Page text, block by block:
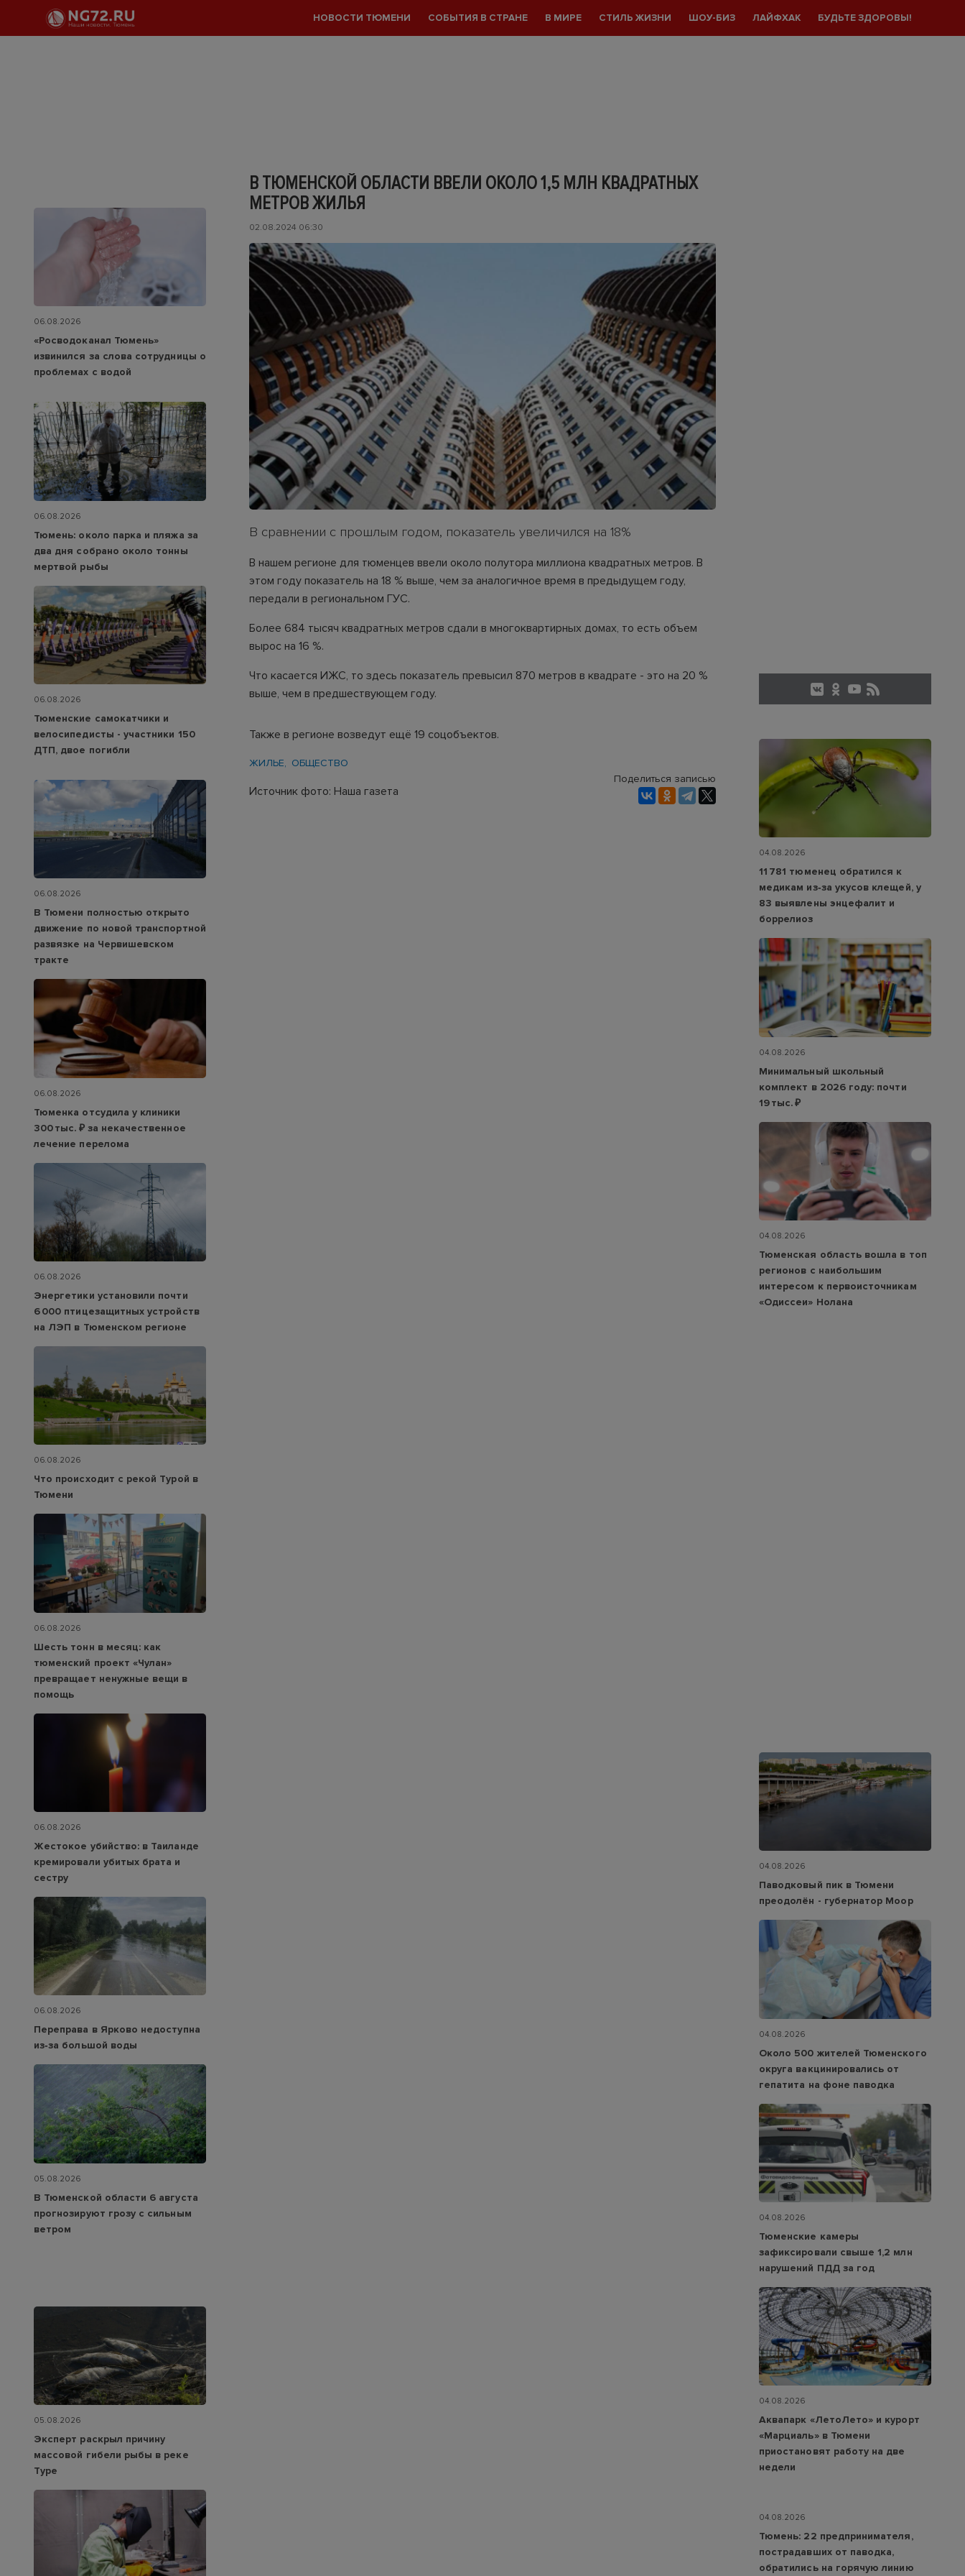
НОВОСТИ ТЮМЕНИ СОБЫТИЯ В СТРАНЕ В МИРЕ СТИЛЬ ЖИЗНИ ШОУ-БИЗ ЛАЙФХАК БУДЬТЕ ЗДОРОВЫ!
В ТЮМЕНСКОЙ ОБЛАСТИ ВВЕЛИ ОКОЛО 1,5 МЛН КВАДРАТНЫХ
МЕТРОВ ЖИЛЬЯ
02.08.2024 06:30
В сравнении с прошлым годом, показатель увеличился на 18%
В нашем регионе для тюменцев ввели около полутора миллиона квадратных метров. В
этом году показатель на 18 % выше, чем за аналогичное время в предыдущем году,
передали в региональном ГУС.
Более 684 тысяч квадратных метров сдали в многоквартирных домах, то есть объем
вырос на 16 %.
Что касается ИЖС, то здесь показатель превысил 870 метров в квадрате - это на 20 %
выше, чем в предшествующем году.
Также в регионе возведут ещё 19 соцобъектов.
ЖИЛЬЕ ОБЩЕСТВО
Источник фото: Наша газета
Поделиться записью
06.08.2026
«Росводоканал Тюмень»
извинился за слова сотрудницы о
проблемах с водой
06.08.2026
Тюмень: около парка и пляжа за
два дня собрано около тонны
мертвой рыбы
06.08.2026
Тюменские самокатчики и
велосипедисты - участники 150
ДТП, двое погибли
06.08.2026
В Тюмени полностью открыто
движение по новой транспортной
развязке на Червишевском
тракте
06.08.2026
Тюменка отсудила у клиники
300 тыс. ₽ за некачественное
лечение перелома
06.08.2026
Энергетики установили почти
6 000 птицезащитных устройств
на ЛЭП в Тюменском регионе
06.08.2026
Что происходит с рекой Турой в
Тюмени
06.08.2026
Шесть тонн в месяц: как
тюменский проект «Чулан»
превращает ненужные вещи в
помощь
06.08.2026
Жестокое убийство: в Таиланде
кремировали убитых брата и
сестру
06.08.2026
Переправа в Ярково недоступна
из‑за большой воды
05.08.2026
В Тюменской области 6 августа
прогнозируют грозу с сильным
ветром
05.08.2026
Эксперт раскрыл причину
массовой гибели рыбы в реке
Туре
04.08.2026
11 781 тюменец обратился к
медикам из‑за укусов клещей, у
83 выявлены энцефалит и
боррелиоз
04.08.2026
Минимальный школьный
комплект в 2026 году: почти
19 тыс. ₽
04.08.2026
Тюменская область вошла в топ
регионов с наибольшим
интересом к первоисточникам
«Одиссеи» Нолана
04.08.2026
Паводковый пик в Тюмени
преодолён - губернатор Моор
04.08.2026
Около 500 жителей Тюменского
округа вакцинировались от
гепатита на фоне паводка
04.08.2026
Тюменские камеры
зафиксировали свыше 1,2 млн
нарушений ПДД за год
04.08.2026
Аквапарк «ЛетоЛето» и курорт
«Марциаль» в Тюмени
приостановят работу на две
недели
04.08.2026
Тюмень: 22 предпринимателя,
пострадавших от паводка,
обратились на горячую линию